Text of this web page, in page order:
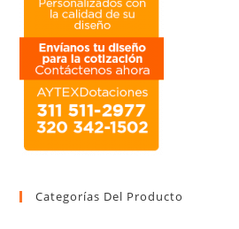
Categorías Del Producto